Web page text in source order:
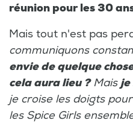
réunion pour les 30
Mais tout n'est pas
communiquons
envie de quelque
cela aura lieu ?Maisje
je croise les doigts
les Spice Girls